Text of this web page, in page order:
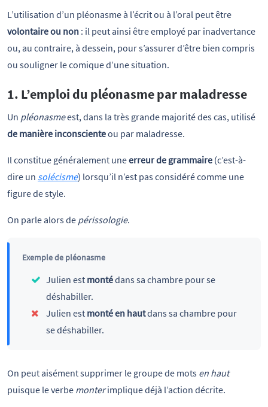
L’utilisation d’un pléonasme à l’écrit ou à l’oral peut être
volontaire ou non : il peut ainsi être employé par inadvertance
ou, au contraire, à dessein, pour s’assurer d’être bien compris
ou souligner le comique d’une situation.
1. L’emploi du pléonasme par maladresse
Un pléonasmeest, dans la très grande majorité des cas, utilisé
de manière inconscienteou par maladresse.
Il constitue généralement uneerreur de grammaire (c’est-à-
dire un solécisme) lorsqu’il n’est pas considéré comme une
figure de style.
On parle alors de périssologie.
Exemple de pléonasme
Julien est montédans sa chambre pour se
déshabiller.
Julien est monté en hautdans sa chambre pour
se déshabiller.
On peut aisément supprimer le groupe de mots en haut
puisque le verbe monterimplique déjà l’action décrite.